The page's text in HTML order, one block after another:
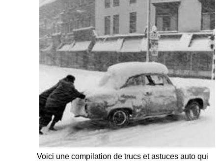
Voici une compilation de trucs et astuces auto qui